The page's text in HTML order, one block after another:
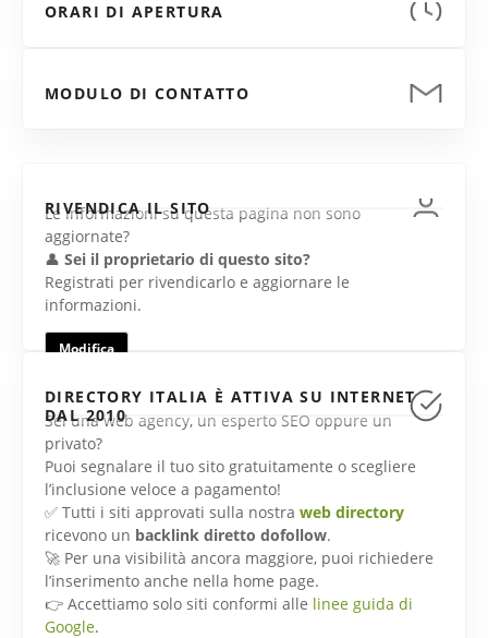
ORARI DI APERTURA
MODULO DI CONTATTO
RIVENDICA IL SITO
Le informazioni su questa pagina non sono
aggiornate?
👤 Sei il proprietario di questo sito?
Registrati per rivendicarlo e aggiornare le
informazioni.
Modifica
DIRECTORY ITALIA È ATTIVA SU INTERNET
DAL 2010
Sei una web agency, un esperto SEO oppure un
privato?
Puoi segnalare il tuo sito gratuitamente o scegliere
l’inclusione veloce a pagamento!
✅ Tutti i siti approvati sulla nostra web directory
ricevono un backlink diretto dofollow.
🚀 Per una visibilità ancora maggiore, puoi richiedere
l’inserimento anche nella home page.
👉 Accettiamo solo siti conformi alle linee guida di
Google.